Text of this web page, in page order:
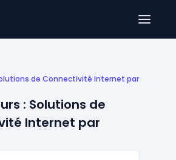
de Connectivité Internet par
: Solutions de
Internet par